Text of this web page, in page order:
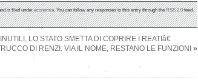
is filed undereconomia. You can follow any responses to this entry through theRSS 2.0feed.
LO STATO SMETTA DI COPRIRE I REATIâ€
DI RENZI: VIA IL NOME, RESTANO LE FUNZIONI »